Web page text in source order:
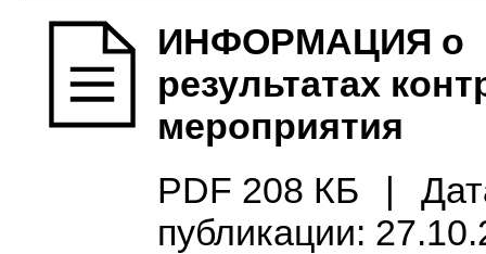
ИНФОРМАЦИЯ о
результатах
мероприятия
PDF 208 КБ
|
публикации: